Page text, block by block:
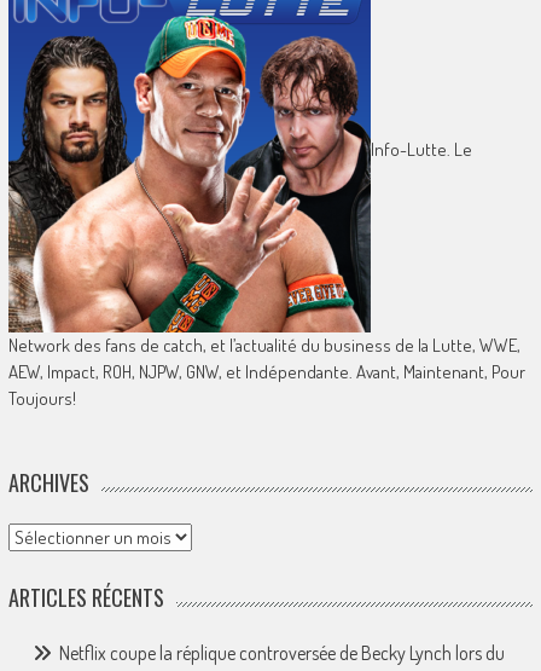
Info-Lutte. Le
Network des fans de catch, et l’actualité du business de la Lutte, WWE,
AEW, Impact, ROH, NJPW, GNW, et Indépendante. Avant, Maintenant, Pour
Toujours!
ARCHIVES
Archives
ARTICLES RÉCENTS
Netflix coupe la réplique controversée de Becky Lynch lors du